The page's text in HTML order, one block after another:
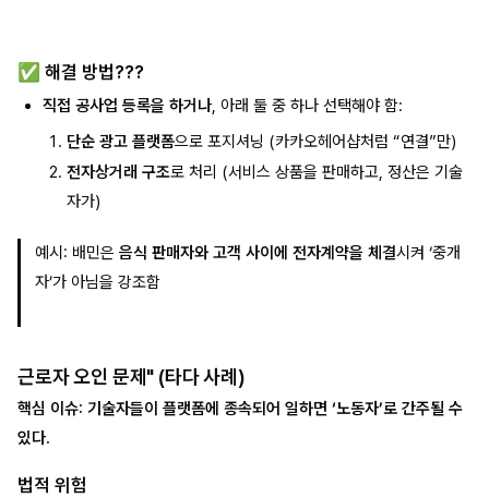
✅ 해결 방법???
직접 공사업 등록을 하거나, 아래 둘 중 하나 선택해야 함:
단순 광고 플랫폼으로 포지셔닝 (카카오헤어샵처럼 “연결”만)
전자상거래 구조로 처리 (서비스 상품을 판매하고, 정산은 기술
자가)
예시: 배민은 음식 판매자와 고객 사이에 전자계약을 체결시켜 ‘중개
자’가 아님을 강조함
근로자 오인 문제" (타다 사례)
핵심 이슈: 기술자들이 플랫폼에 종속되어 일하면 ‘노동자’로 간주될 수
있다.
법적 위험